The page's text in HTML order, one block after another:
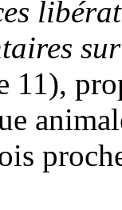
11),